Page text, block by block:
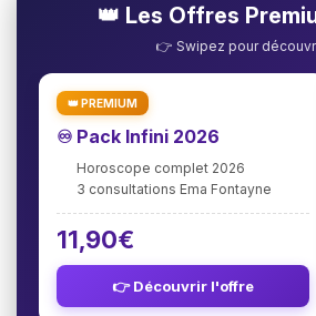
👑 Les Offres
👉 Swipez pour
👑 PREMIUM
♾️ Pack Infini 2026
Horoscope complet 2026
3 consultations Ema Fontayne
11,90€
👉 Découvrir l'offre